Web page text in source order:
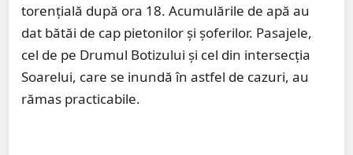
torențială după ora 18. Acumulările de apă au
dat bătăi de cap pietonilor și șoferilor. Pasajele,
cel de pe Drumul Botizului și cel din intersecția
Soarelui, care se inundă în astfel de cazuri, au
rămas practicabile.